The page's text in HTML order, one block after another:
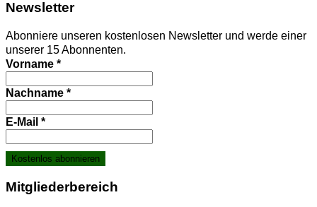
News­let­ter
Abonniere unseren kostenlosen Newsletter und werde einer
unserer 15 Abonnenten.
Vorname *
Nachname *
E-Mail *
Mit­glie­der­be­reich